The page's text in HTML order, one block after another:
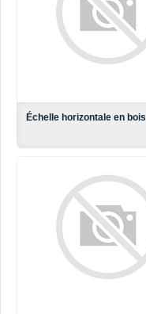
Échelle horizontale en bois